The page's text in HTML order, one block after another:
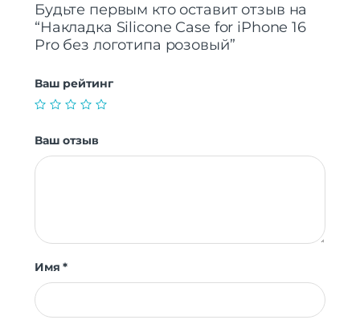
Будьте первым кто оставит отзыв на
“Накладка Silicone Case for iPhone 16
Pro без логотипа розовый”
Ваш рейтинг
Ваш отзыв
Имя*